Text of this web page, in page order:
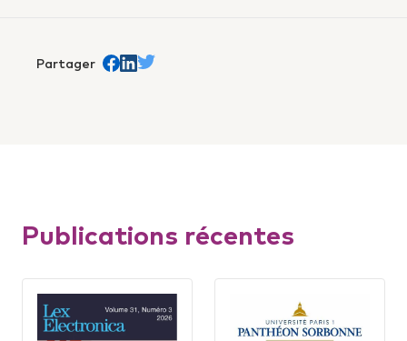
Partager Partager sur Facebook
trans.Partager sur Linkedin
Partager sur Twitter
Publications récentes